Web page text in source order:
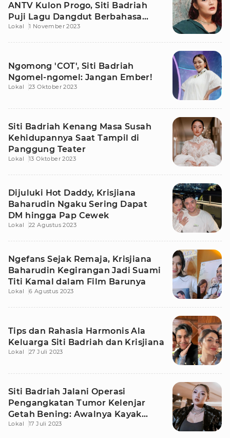
ANTV Kulon Progo, Siti Badriah
Puji Lagu Dangdut Berbahasa
Jawa
Lokal 1 November 2023
Ngomong 'COT', Siti Badriah
Ngomel-ngomel: Jangan Ember!
Lokal 23 Oktober 2023
Siti Badriah Kenang Masa Susah
Kehidupannya Saat Tampil di
Panggung Teater
Lokal 13 Oktober 2023
Dijuluki Hot Daddy, Krisjiana
Baharudin Ngaku Sering Dapat
DM hingga Pap Cewek
Lokal 22 Agustus 2023
Ngefans Sejak Remaja, Krisjiana
Baharudin Kegirangan Jadi Suami
Titi Kamal dalam Film Barunya
Lokal 6 Agustus 2023
Tips dan Rahasia Harmonis Ala
Keluarga Siti Badriah dan Krisjiana
Lokal 27 Juli 2023
Siti Badriah Jalani Operasi
Pengangkatan Tumor Kelenjar
Getah Bening: Awalnya Kayak
Jerawat
Lokal 17 Juli 2023